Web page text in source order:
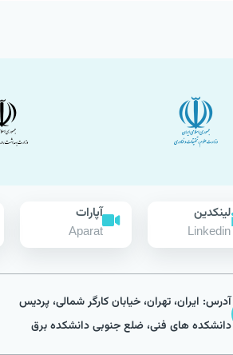
لینکدین
Linkedin
آپارات
Aparat
آدرس: ایران، تهران، خیابان کارگر شمالی، پردیس
دانشکده های فنی، ضلع جنوبی دانشکده برق